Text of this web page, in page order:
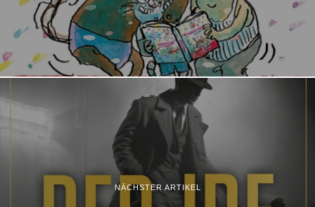
NÄCHSTER ARTIKEL